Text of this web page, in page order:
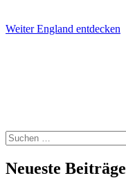
Weiter England entdecken
Neueste Beiträge